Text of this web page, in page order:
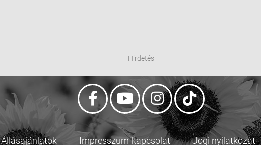
Hirdetés
Állásajánlatok Impresszum-kapcsolat Jogi nyilatkozat